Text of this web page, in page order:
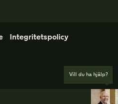
Vill du ha hjälp?
Integritetspolicy
Mer om begravning